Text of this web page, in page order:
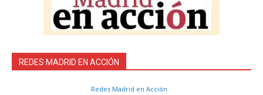
REDES MADRID EN ACCIÓN
Redes Madrid en Acción